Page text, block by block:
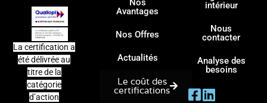
La certification a
été délivrée au
titre de la
catégorie
d’action
Nos
Avantages
Nos Offres
Actualités
Le coût des
certifications
intérieur
Nous
contacter
Analyse des
besoins